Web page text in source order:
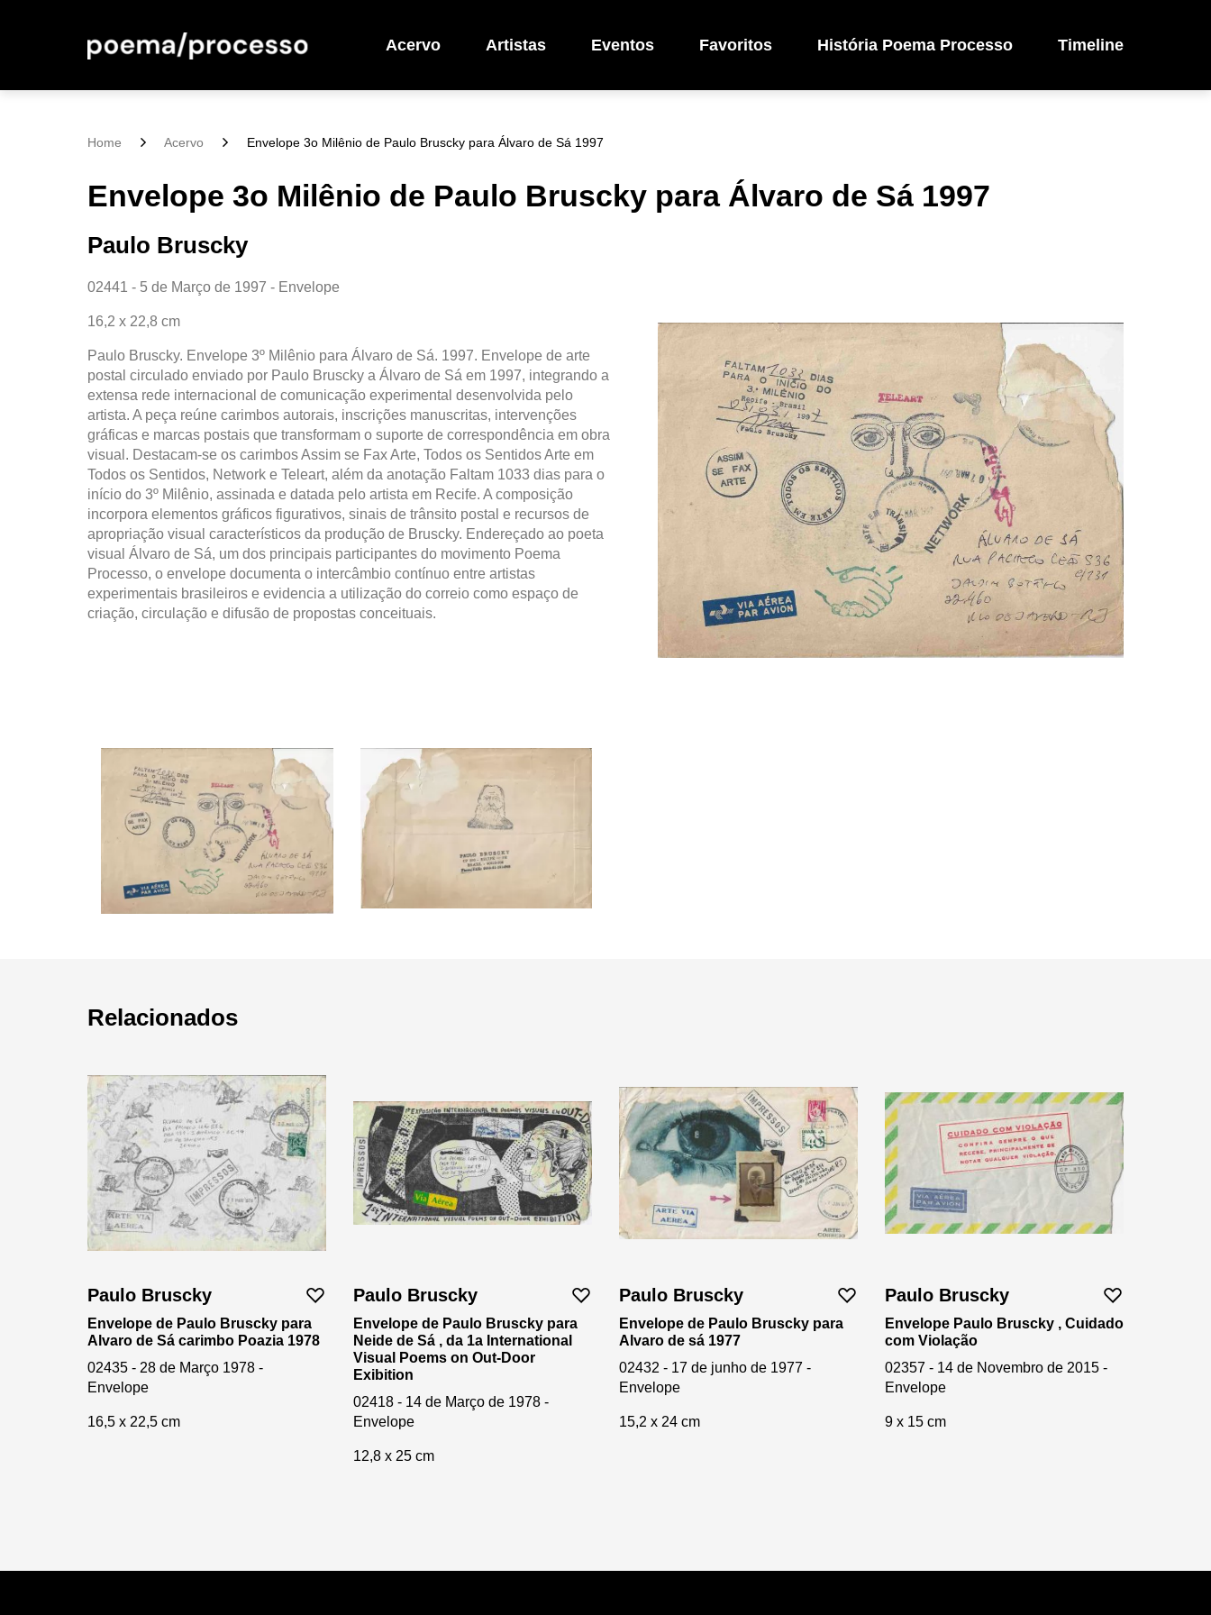
Acervo Artistas Eventos Favoritos História Poema Processo Timeline
Home Acervo Envelope 3o Milênio de Paulo Bruscky para Álvaro de Sá 1997
Envelope 3o Milênio de Paulo Bruscky para Álvaro de Sá 1997
Paulo Bruscky
02441 - 5 de Março de 1997 - Envelope
16,2 x 22,8 cm
Paulo Bruscky. Envelope 3º Milênio para Álvaro de Sá. 1997. Envelope de arte
postal circulado enviado por Paulo Bruscky a Álvaro de Sá em 1997, integrando a
extensa rede internacional de comunicação experimental desenvolvida pelo
artista. A peça reúne carimbos autorais, inscrições manuscritas, intervenções
gráficas e marcas postais que transformam o suporte de correspondência em obra
visual. Destacam-se os carimbos Assim se Fax Arte, Todos os Sentidos Arte em
Todos os Sentidos, Network e Teleart, além da anotação Faltam 1033 dias para o
início do 3º Milênio, assinada e datada pelo artista em Recife. A composição
incorpora elementos gráficos figurativos, sinais de trânsito postal e recursos de
apropriação visual característicos da produção de Bruscky. Endereçado ao poeta
visual Álvaro de Sá, um dos principais participantes do movimento Poema
Processo, o envelope documenta o intercâmbio contínuo entre artistas
experimentais brasileiros e evidencia a utilização do correio como espaço de
criação, circulação e difusão de propostas conceituais.
Relacionados
Paulo Bruscky
Envelope de Paulo Bruscky para
Alvaro de Sá carimbo Poazia 1978
02435 - 28 de Março 1978 -
Envelope
16,5 x 22,5 cm
Paulo Bruscky
Envelope de Paulo Bruscky para
Neide de Sá , da 1a International
Visual Poems on Out-Door
Exibition
02418 - 14 de Março de 1978 -
Envelope
12,8 x 25 cm
Paulo Bruscky
Envelope de Paulo Bruscky para
Alvaro de sá 1977
02432 - 17 de junho de 1977 -
Envelope
15,2 x 24 cm
Paulo Bruscky
Envelope Paulo Bruscky , Cuidado
com Violação
02357 - 14 de Novembro de 2015 -
Envelope
9 x 15 cm